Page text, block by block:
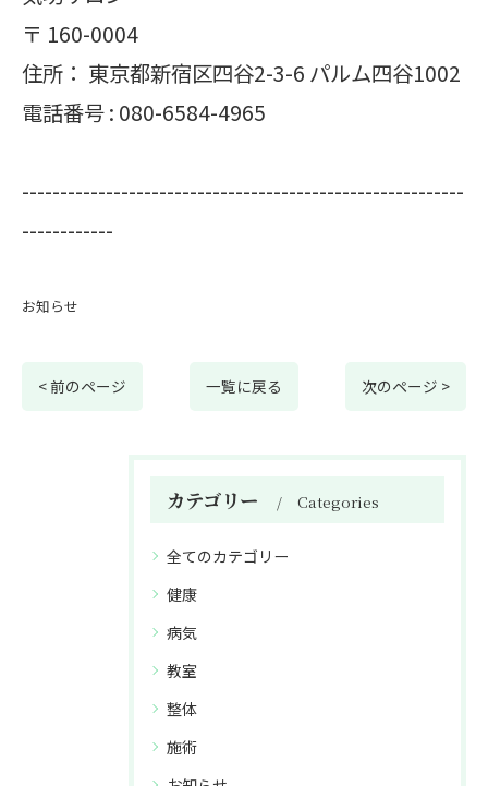
〒 160-0004
住所： 東京都新宿区四谷2-3-6 パルム四谷1002
電話番号 : 080-6584-4965
----------------------------------------------------------
------------
お知らせ
< 前のページ 一覧に戻る 次のページ >
カテゴリー Categories
全てのカテゴリー
健康
病気
教室
整体
施術